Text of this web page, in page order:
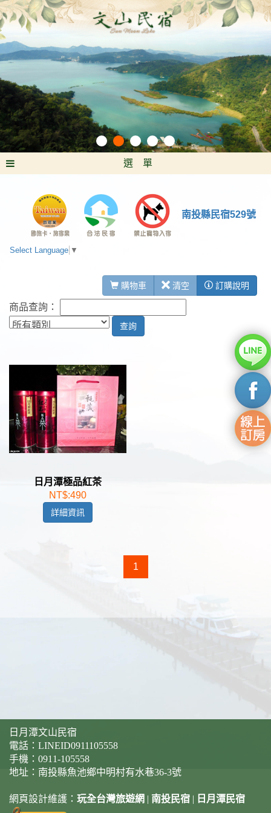
選 單
南投縣民宿529號
Select Language ▼
購物車 清空 訂購說明
商品查詢：
日月潭極品紅茶
NT$:490
詳細資訊
1
日月潭文山民宿
電話： LINEID0911105558
手機： 0911-105558
地址：南投縣魚池鄉中明村有水巷36-3號
網頁設計維護： 玩全台灣旅遊網 | 南投民宿 | 日月潭民宿